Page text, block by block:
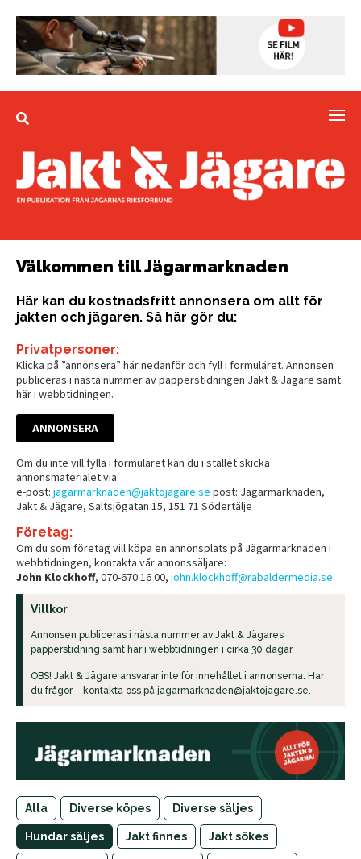
Välkommen till Jägarmarknaden
Här kan du kostnadsfritt annonsera om allt för
jakten och jägaren. Så här gör du:
Privatpersoner:
Klicka på ”annonsera” här nedanför och fyll i formuläret. Annonsen
publiceras i nästa nummer av papperstidningen Jakt & Jägare samt
här i webbtidningen.
ANNONSERA
Om du inte vill fylla i formuläret kan du i stället skicka
annonsmaterialet via:
e-post: jagarmarknaden@jaktojagare.se post: Jägarmarknaden,
Jakt & Jägare, Saltsjögatan 15, 151 71 Södertälje
Företag:
Om du som företag vill köpa en annonsplats på Jägarmarknaden i
webbtidningen, kontakta vår annonssäljare:
John Klockhoff, 070-670 16 00, john.klockhoff@rabaldermedia.se
Villkor
Annonsen publiceras i nästa nummer av Jakt & Jägares
papperstidning samt här i webbtidningen i cirka 30 dagar.
OBS! Jakt & Jägare ansvarar inte för innehållet i annonserna. Har
du frågor – kontakta oss på jagarmarknaden@jaktojagare.se.
Alla Diverse köpes Diverse säljes
Hundar säljes Jakt finnes Jakt sökes